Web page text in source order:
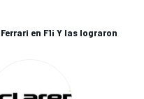
en F1¡ Y las lograron